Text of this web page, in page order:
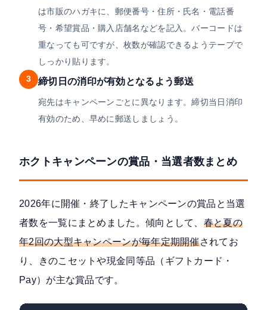
は市販のハガキに、郵便番号・住所・氏名・電話番
号・希望賞品・購入店舗名などを記入。バーコードは
重なっても可ですが、枚数が確認できるようテープで
しっかり貼ります。
3 締切日の消印が有効となるよう郵送
宛先はキャンペーンごとに異なります。締切当日消印
有効のため、早めに郵送しましょう。
ホクトキャンペーンの賞品・当選者数まとめ
2026年に開催・終了したキャンペーンの賞品と当選
者数を一覧にまとめました。傾向として、 春と夏の
年2回の大型キャンペーンが毎年定期開催されてお
り、きのこセットや現金同等品（ギフトカード・
Pay）が主な賞品です。